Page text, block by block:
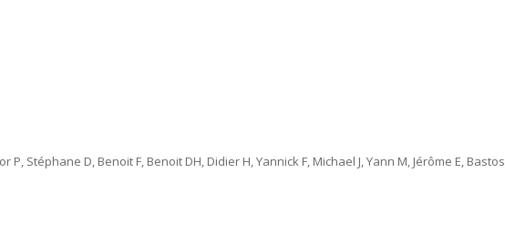
P, Stéphane D, Benoit F, Benoit DH, Didier H, Yannick F, Michael J, Yann M, Jérôme E, Bastos